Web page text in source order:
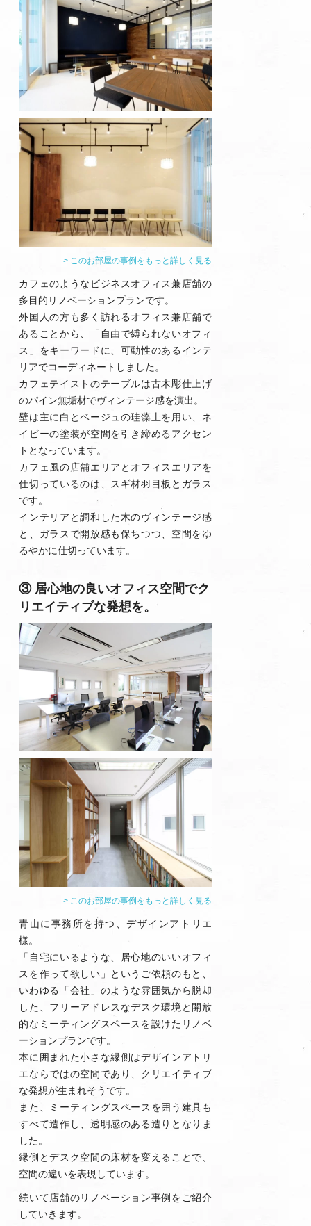
> このお部屋の事例をもっと詳しく見る
カフェのようなビジネスオフィス兼店舗の
多目的リノベーションプランです。
外国人の方も多く訪れるオフィス兼店舗で
あることから、「自由で縛られないオフィ
ス」をキーワードに、可動性のあるインテ
リアでコーディネートしました。
カフェテイストのテーブルは古木彫仕上げ
のパイン無垢材でヴィンテージ感を演出。
壁は主に白とベージュの珪藻土を用い、ネ
イビーの塗装が空間を引き締めるアクセン
トとなっています。
カフェ風の店舗エリアとオフィスエリアを
仕切っているのは、スギ材羽目板とガラス
です。
インテリアと調和した木のヴィンテージ感
と、ガラスで開放感も保ちつつ、空間をゆ
るやかに仕切っています。
③ 居心地の良いオフィス空間でク
リエイティブな発想を。
> このお部屋の事例をもっと詳しく見る
青山に事務所を持つ、デザインアトリエ
様。
「自宅にいるような、居心地のいいオフィ
スを作って欲しい」というご依頼のもと、
いわゆる「会社」のような雰囲気から脱却
した、フリーアドレスなデスク環境と開放
的なミーティングスペースを設けたリノベ
ーションプランです。
本に囲まれた小さな縁側はデザインアトリ
エならではの空間であり、クリエイティブ
な発想が生まれそうです。
また、ミーティングスペースを囲う建具も
すべて造作し、透明感のある造りとなりま
した。
縁側とデスク空間の床材を変えることで、
空間の違いを表現しています。
続いて店舗のリノベーション事例をご紹介
していきます。